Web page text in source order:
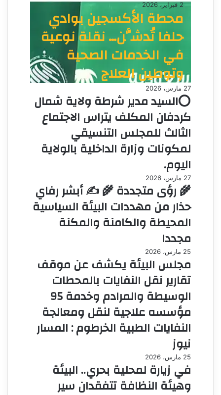
2 فبراير، 2026
محطة الأكسجين بوادي
حلفا تُدشَّن… نقلة نوعية
في الخدمات الصحية
وتوطين العلاج
27 مارس، 2026
⭕السيد مدير شرطة ولاية شمال
كردفان المكلف يتراس الاجتماع
الثالث للمجلس التنسيقي
لمكونات وزارة الداخلية بالولاية
اليوم.
27 مارس، 2026
🌾 رؤى متجددة 🌾 ✍️ أبشر رفاي
حذار من مهددات البيئة السياسية
المحيطة والكامنة والمكنة
مجددا
25 مارس، 2026
مجلس البيئة يكشف عن موقف
تقارير نقل النفايات بالمحطات
الوسيطة والمرادم وخدمة 95
مؤسسه علاجية لنقل ومعالجة
النفايات الطبية الخرطوم : المسار
نيوز
25 مارس، 2026
في زيارة لمحلية بحري.. البيئة
وهيئة النظافة تتفقدان سير